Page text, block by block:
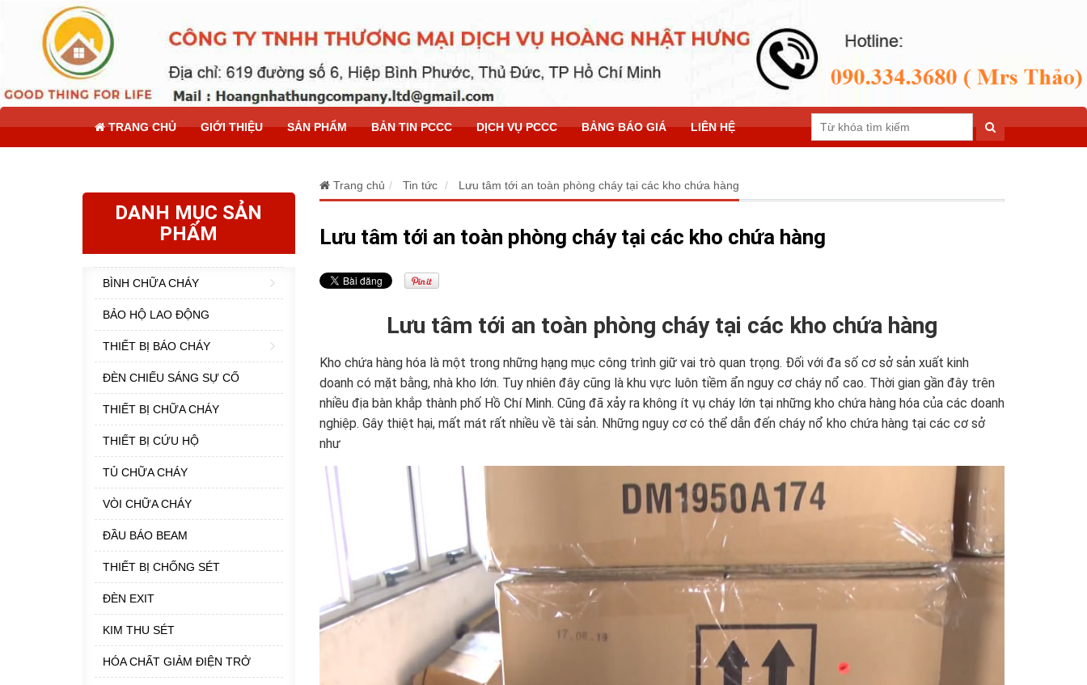
TRANG CHỦ GIỚI THIỆU SẢN PHẨM BẢN TIN PCCC DỊCH VỤ PCCC BẢNG BÁO GIÁ LIÊN HỆ
Trang chủ Tin tức Lưu tâm tới an toàn phòng cháy tại các kho chứa hàng
Lưu tâm tới an toàn phòng cháy tại các kho chứa hàng
Lưu tâm tới an toàn phòng cháy tại các kho chứa hàng
Kho chứa hàng hóa là một trong những hạng mục công trình giữ vai trò quan trọng. Đối với đa số cơ sở sản xuất kinh
doanh có mặt bằng, nhà kho lớn. Tuy nhiên đây cũng là khu vực luôn tiềm ẩn nguy cơ cháy nổ cao. Thời gian gần đây trên
nhiều địa bàn khắp thành phố Hồ Chí Minh. Cũng đã xảy ra không ít vụ cháy lớn tại những kho chứa hàng hóa của các doanh
nghiệp. Gây thiệt hại, mất mát rất nhiều về tài sản. Những nguy cơ có thể dẫn đến cháy nổ kho chứa hàng tại các cơ sở
như
DANH MỤC SẢN
PHẨM
BÌNH CHỮA CHÁY
BẢO HỘ LAO ĐỘNG
THIẾT BỊ BÁO CHÁY
ĐÈN CHIẾU SÁNG SỰ CỐ
THIẾT BỊ CHỮA CHÁY
THIẾT BỊ CỨU HỘ
TỦ CHỮA CHÁY
VÒI CHỮA CHÁY
ĐẦU BÁO BEAM
THIẾT BỊ CHỐNG SÉT
ĐÈN EXIT
KIM THU SÉT
HÓA CHẤT GIẢM ĐIỆN TRỞ